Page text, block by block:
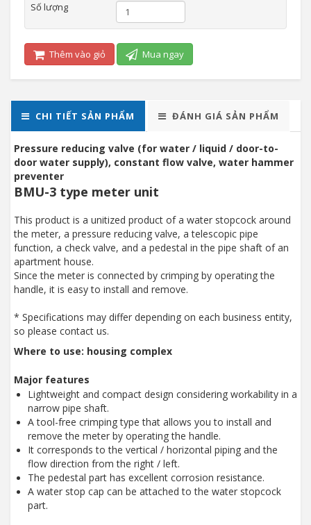
Số lượng
Thêm vào giỏ Mua ngay
CHI TIẾT SẢN PHẨM ĐÁNH GIÁ SẢN PHẨM
Pressure reducing valve (for water / liquid / door-to-
door water supply), constant flow valve, water hammer
preventer
BMU-3 type meter unit
This product is a unitized product of a water stopcock around
the meter, a pressure reducing valve, a telescopic pipe
function, a check valve, and a pedestal in the pipe shaft of an
apartment house.
Since the meter is connected by crimping by operating the
handle, it is easy to install and remove.
* Specifications may differ depending on each business entity,
so please contact us.
Where to use: housing complex
Major features
Lightweight and compact design considering workability in a
narrow pipe shaft.
A tool-free crimping type that allows you to install and
remove the meter by operating the handle.
It corresponds to the vertical / horizontal piping and the
flow direction from the right / left.
The pedestal part has excellent corrosion resistance.
A water stop cap can be attached to the water stopcock
part.